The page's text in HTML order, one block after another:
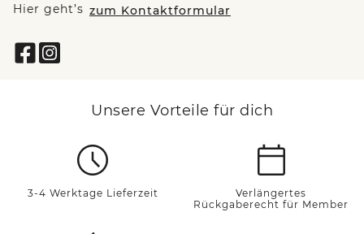
Hier geht’s zum Kontaktformular
Unsere Vorteile für dich
3-4 Werktage Lieferzeit
Verlängertes
Rückgaberecht für Member